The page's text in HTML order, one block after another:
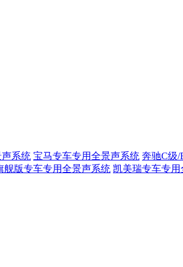
系统 宝马专车专用全景声系统 奔驰C级/
舰版专车专用全景声系统 凯美瑞专车专